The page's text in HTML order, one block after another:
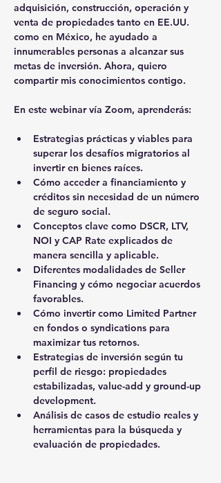
adquisición, construcción, operación y
venta de propiedades tanto en EE.UU.
como en México, he ayudado a
innumerables personas a alcanzar sus
metas de inversión. Ahora, quiero
compartir mis conocimientos contigo.
En este webinar vía Zoom, aprenderás:
Estrategias prácticas y viables para
superar los desafíos migratorios al
invertir en bienes raíces.
Cómo acceder a financiamiento y
créditos sin necesidad de un número
de seguro social.
Conceptos clave como DSCR, LTV,
NOI y CAP Rate explicados de
manera sencilla y aplicable.
Diferentes modalidades de Seller
Financing y cómo negociar acuerdos
favorables.
Cómo invertir como Limited Partner
en fondos o syndications para
maximizar tus retornos.
Estrategias de inversión según tu
perfil de riesgo: propiedades
estabilizadas, value-add y ground-up
development.
Análisis de casos de estudio reales y
herramientas para la búsqueda y
evaluación de propiedades.